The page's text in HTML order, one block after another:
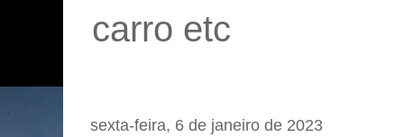
carro etc
sexta-feira, 6 de janeiro de 2023